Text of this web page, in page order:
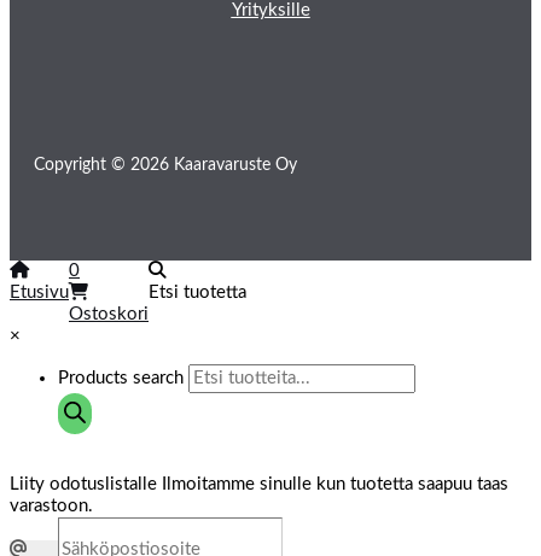
Yrityksille
Copyright © 2026 Kaaravaruste Oy
Etusivu
0
Ostoskori
Etsi tuotetta
×
Products search
Liity odotuslistalle
Ilmoitamme sinulle kun tuotetta saapuu taas
varastoon.